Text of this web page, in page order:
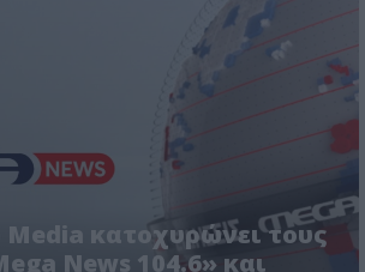
κατοχυρώνει τους
News 104.6» και